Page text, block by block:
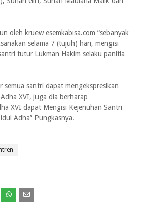
oleh kruew esemkabisa.com “sebanyak
selama 7 (tujuh) hari, mengisi
tutur Lukman Hakim selaku panitia
semua santri dapat mengekspresikan
XVI, juga dia berharap
XVI dapat Mengisi Kejenuhan Santri
Adha” Pungkasnya.